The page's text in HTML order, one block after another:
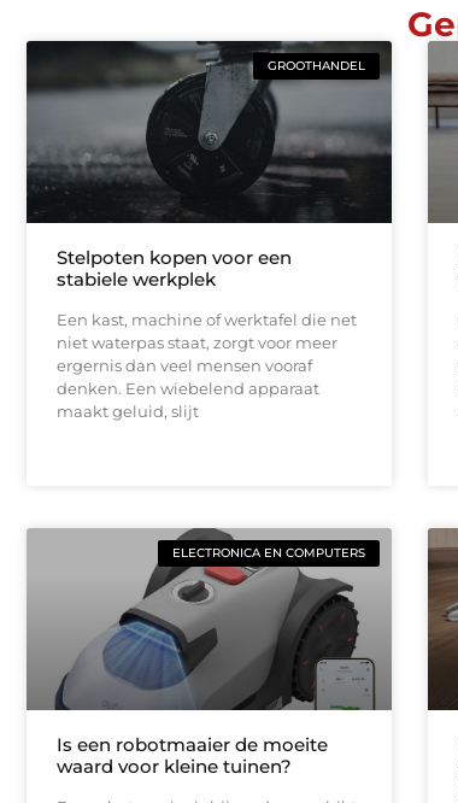
GROOTHANDEL
Stelpoten kopen voor een
stabiele werkplek
Een kast, machine of werktafel die net
niet waterpas staat, zorgt voor meer
ergernis dan veel mensen vooraf
denken. Een wiebelend apparaat
maakt geluid, slijt
ELECTRONICA EN COMPUTERS
Is een robotmaaier de moeite
waard voor kleine tuinen?